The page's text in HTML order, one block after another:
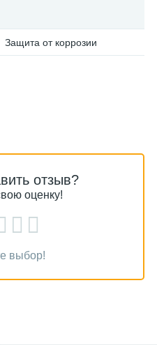
Защита от коррозии
отзыв?
оценку!
выбор!